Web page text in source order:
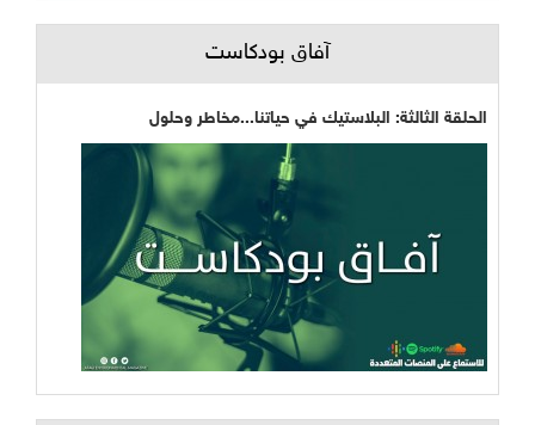
آفاق بودكاست
الحلقة الثالثة: البلاستيك في حياتنا...مخاطر وحلول